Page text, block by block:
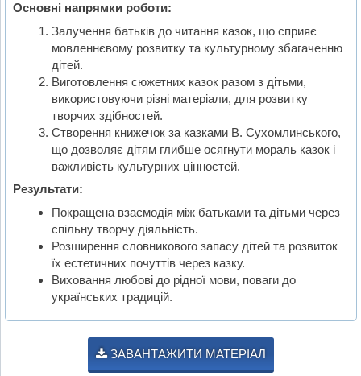
Основні напрямки роботи:
Залучення батьків до читання казок, що сприяє
мовленнєвому розвитку та культурному збагаченню
дітей.
Виготовлення сюжетних казок разом з дітьми,
використовуючи різні матеріали, для розвитку
творчих здібностей.
Створення книжечок за казками В. Сухомлинського,
що дозволяє дітям глибше осягнути мораль казок і
важливість культурних цінностей.
Результати:
Покращена взаємодія між батьками та дітьми через
спільну творчу діяльність.
Розширення словникового запасу дітей та розвиток
їх естетичних почуттів через казку.
Виховання любові до рідної мови, поваги до
українських традицій.
ЗАВАНТАЖИТИ МАТЕРІАЛ